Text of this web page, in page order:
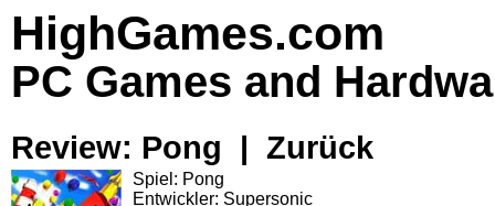
HighGames.com
PC Games and
Review: Pong | Zurück
Spiel: Pong
Entwickler: Supersonic